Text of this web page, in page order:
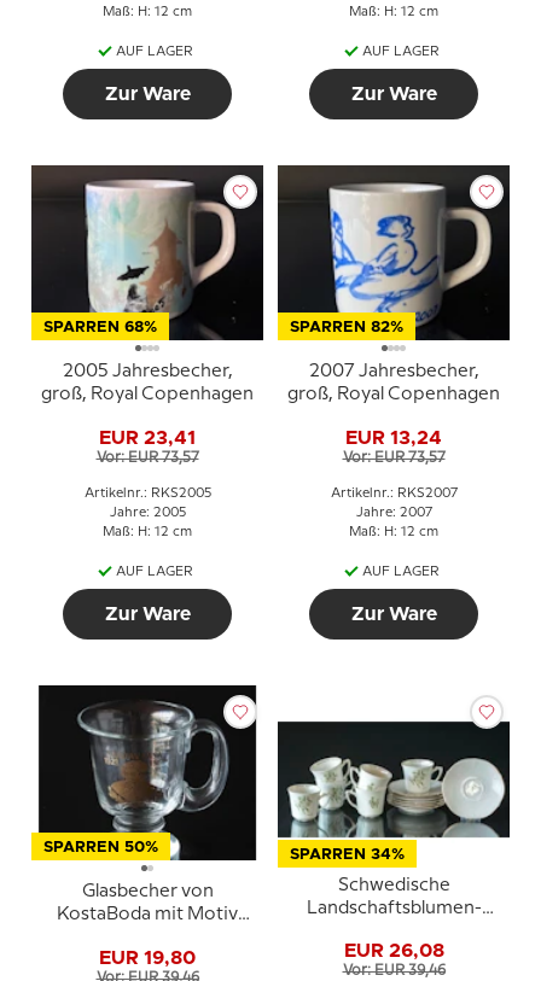
Maß: H: 12 cm
AUF LAGER
Zur Ware
Maß: H: 12 cm
AUF LAGER
Zur Ware
SPARREN 68%
2005 Jahresbecher,
groß, Royal Copenhagen
EUR 23,41
Vor: EUR 73,57
Artikelnr.: RKS2005
Jahre: 2005
Maß: H: 12 cm
AUF LAGER
Zur Ware
SPARREN 82%
2007 Jahresbecher,
groß, Royal Copenhagen
EUR 13,24
Vor: EUR 73,57
Artikelnr.: RKS2007
Jahre: 2007
Maß: H: 12 cm
AUF LAGER
Zur Ware
SPARREN 50%
Glasbecher von
KostaBoda mit Motiv
1560
EUR 19,80
Vor: EUR 39,46
SPARREN 34%
Schwedische
Landschaftsblumen-
Untertasse Västmanland
Mistletoe, Set mit 6 Stk.
EUR 26,08
Vor: EUR 39,46